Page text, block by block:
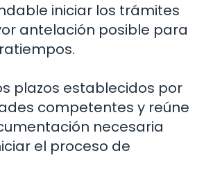
iniciar los trámites
antelación posible para
plazos establecidos por
competentes y reúne
necesaria
el proceso de